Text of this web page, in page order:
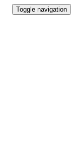
Toggle navigation